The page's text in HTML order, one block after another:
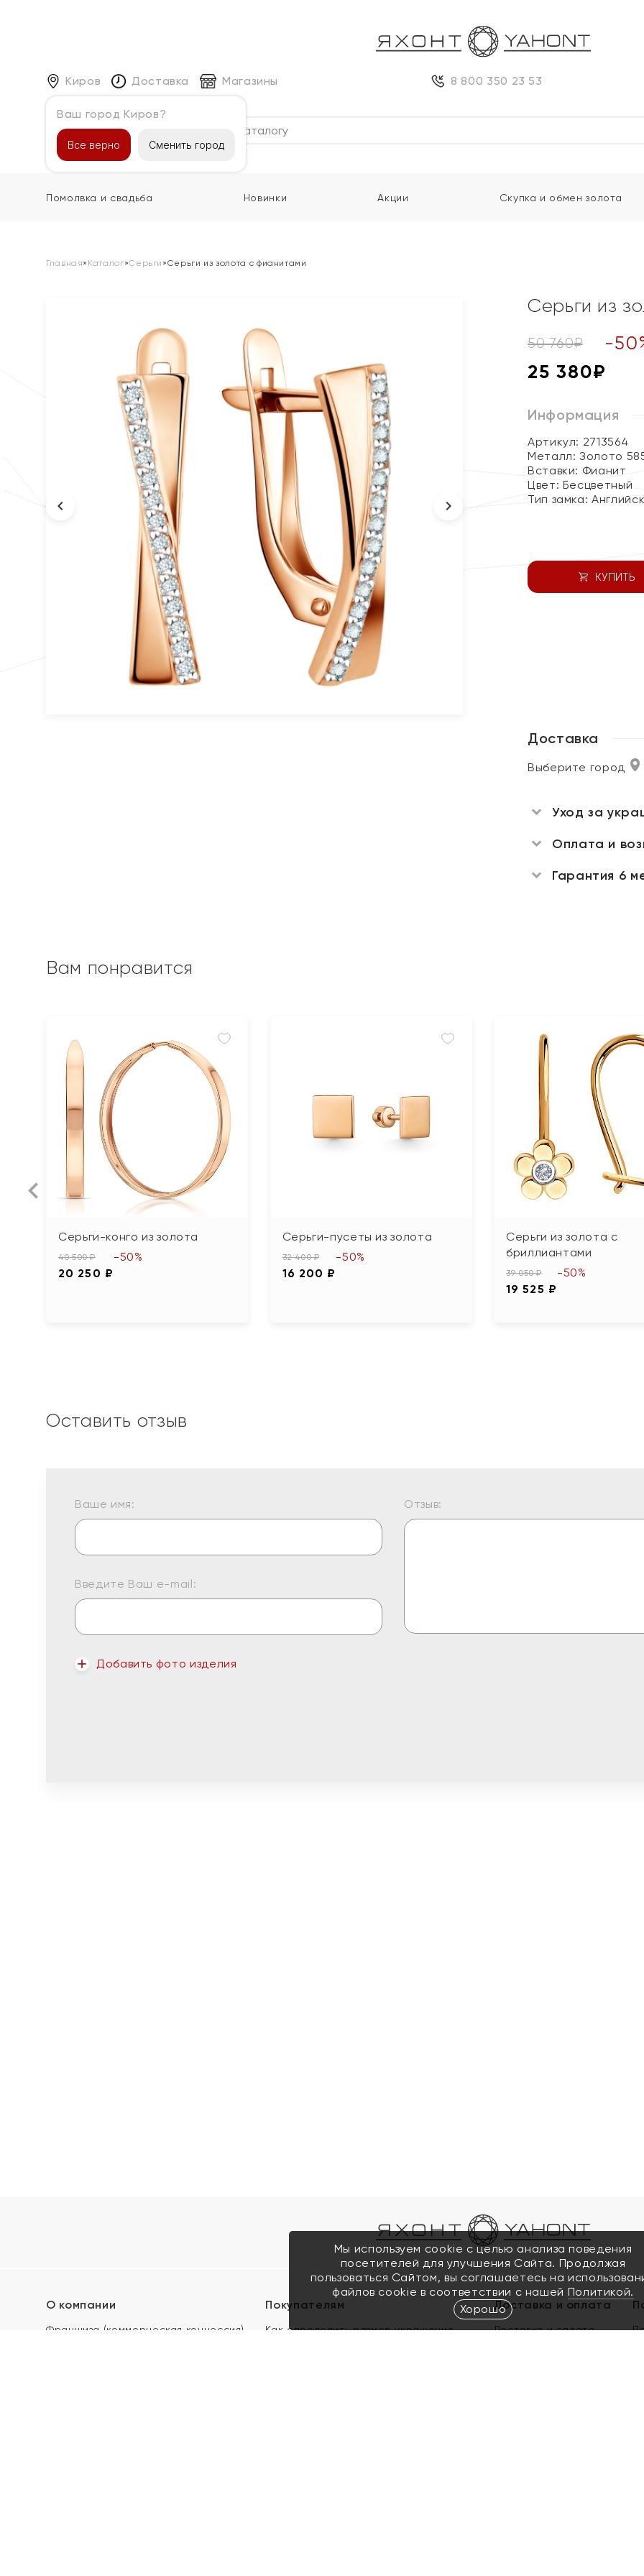
Киров
Ваш город Киров?
Все верно Сменить город
Доставка Магазины 8 800 350 23 53
Каталог
Помолвка и свадьба Новинки Акции Скупка и обмен золота
Главная» Каталог»Серьги »Серьги из золота с фианитами
Серьги из
50 760₽ -50
25 380₽
Информация
Артикул: 2713564
Металл:Золото
Вставки: Фианит
Цвет: Бесцветный
Тип замка:
КУПИТЬ
Доставка
Выберите город
Уход за
Оплата и
Гарантия 6
Вам понравится
Серьги-конго из золота
40 500 ₽
20 250 ₽
-50%
Серьги-пусеты из золота
32 400 ₽
16 200 ₽
-50%
Серьги из золота с
бриллиантами
39 050 ₽
19 525 ₽
-50%
Оставить отзыв
Ваше имя:
Введите Ваш e-mail:
Добавить фото изделия
Отзыв:
О компании
Франшиза (коммерческая концессия)
Покупателям
Как определить размер украшения
Доставка и оплата
Доставка и оплата
Мы используем cookie с целью анализа поведения
посетителей для улучшения Сайта. Продолжая
пользоваться Сайтом, вы соглашаетесь на
файлов cookie в соответствии с нашей Политикой.
Хорошо